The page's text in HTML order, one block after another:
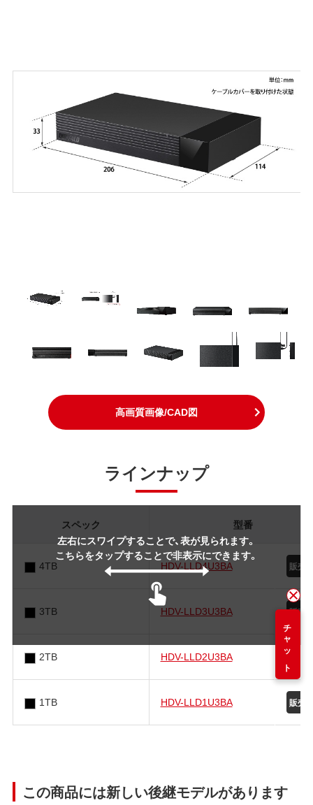
高画質画像/CAD図
ラインナップ
左右にスワイプすることで、表が見られます。
こちらをタップすることで非表示にできます。
スペック 型番
4TB HDV-LLD4U3BA
3TB HDV-LLD3U3BA
2TB HDV-LLD2U3BA
1TB HDV-LLD1U3BA
この商品には新しい後継モデルがあります
チャット